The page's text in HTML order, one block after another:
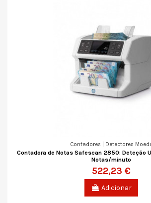
Contadores | Detectores
Contadora de Notas Safescan 2850: Deteção
Notas/minuto
522,23 €
Adicionar